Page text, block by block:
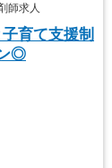
師求人
育て支援制
◎